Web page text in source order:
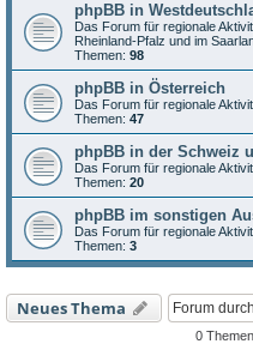
phpBB in
Das Forum für regionale
Rheinland-Pfalz und im
Themen: 98
phpBB in Österreich
Das Forum für regionale
Themen: 47
phpBB in der Schweiz
Das Forum für regionale
Themen: 20
phpBB im sonstigen
Das Forum für regionale
Themen: 3
Neues Thema
0